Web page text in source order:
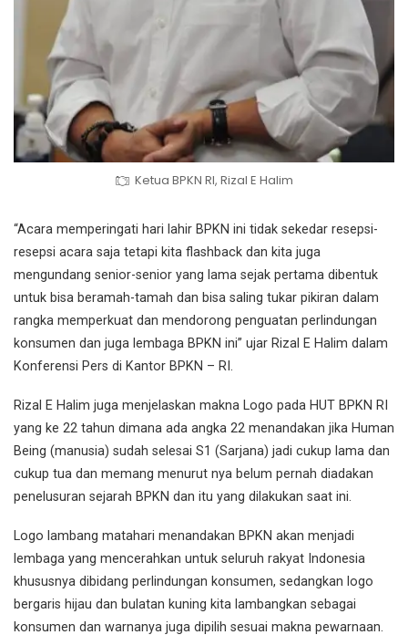
Ketua BPKN RI, Rizal E Halim
“Acara memperingati hari lahir BPKN ini tidak sekedar resepsi-
resepsi acara saja tetapi kita flashback dan kita juga
mengundang senior-senior yang lama sejak pertama dibentuk
untuk bisa beramah-tamah dan bisa saling tukar pikiran dalam
rangka memperkuat dan mendorong penguatan perlindungan
konsumen dan juga lembaga BPKN ini” ujar Rizal E Halim dalam
Konferensi Pers di Kantor BPKN – RI.
Rizal E Halim juga menjelaskan makna Logo pada HUT BPKN RI
yang ke 22 tahun dimana ada angka 22 menandakan jika Human
Being (manusia) sudah selesai S1 (Sarjana) jadi cukup lama dan
cukup tua dan memang menurut nya belum pernah diadakan
penelusuran sejarah BPKN dan itu yang dilakukan saat ini.
Logo lambang matahari menandakan BPKN akan menjadi
lembaga yang mencerahkan untuk seluruh rakyat Indonesia
khususnya dibidang perlindungan konsumen, sedangkan logo
bergaris hijau dan bulatan kuning kita lambangkan sebagai
konsumen dan warnanya juga dipilih sesuai makna pewarnaan.